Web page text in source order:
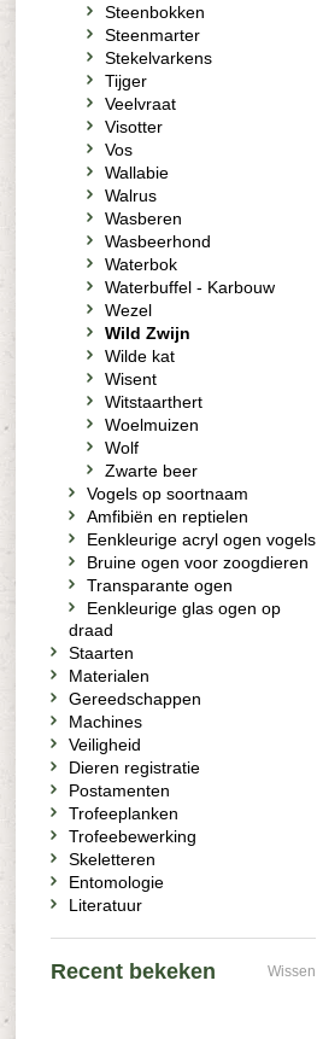
Steenbokken
Steenmarter
Stekelvarkens
Tijger
Veelvraat
Visotter
Vos
Wallabie
Walrus
Wasberen
Wasbeerhond
Waterbok
Waterbuffel - Karbouw
Wezel
Wild Zwijn
Wilde kat
Wisent
Witstaarthert
Woelmuizen
Wolf
Zwarte beer
Vogels op soortnaam
Amfibiën en reptielen
Eenkleurige acryl ogen vogels
Bruine ogen voor zoogdieren
Transparante ogen
Eenkleurige glas ogen op
draad
Staarten
Materialen
Gereedschappen
Machines
Veiligheid
Dieren registratie
Postamenten
Trofeeplanken
Trofeebewerking
Skeletteren
Entomologie
Literatuur
Recent bekeken Wissen